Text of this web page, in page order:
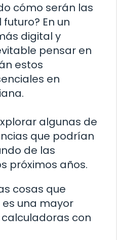
cómo serán las
En un
digital y
pensar en
estos
en
algunas de
que podrían
de las
próximos años.
cosas que
una mayor
con